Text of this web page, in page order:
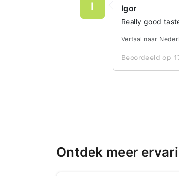
I Igor
Really good
Vertaal naar
Beoordeeld op
Ontdek meer